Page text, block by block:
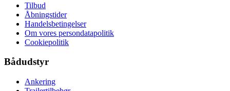
Tilbud
Åbningstider
Handelsbetingelser
Om vores persondatapolitik
Cookiepolitik
Bådudstyr
Ankering